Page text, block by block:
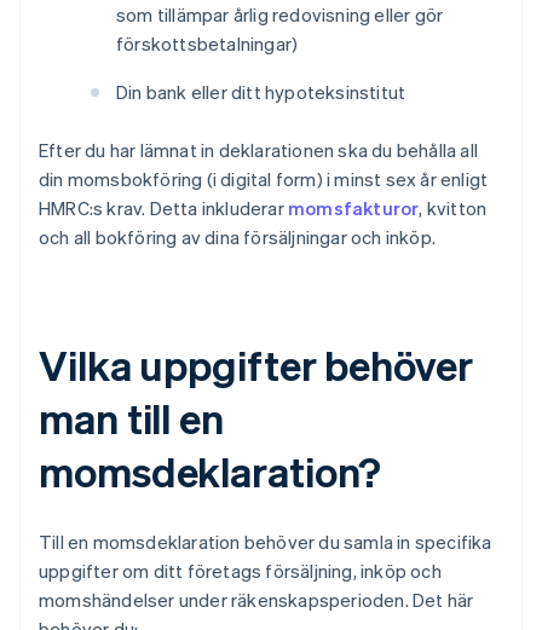
som tillämpar årlig redovisning eller gör
förskottsbetalningar)
Din bank eller ditt hypoteksinstitut
Efter du har lämnat in deklarationen ska du behålla all
din momsbokföring (i digital form) i minst sex år enligt
HMRC:s krav. Detta inkluderar momsfakturor, kvitton
och all bokföring av dina försäljningar och inköp.
Vilka uppgifter behöver
man till en
momsdeklaration?
Till en momsdeklaration behöver du samla in specifika
uppgifter om ditt företags försäljning, inköp och
momshändelser under räkenskapsperioden. Det här